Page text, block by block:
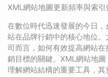
XML網站地圖更新頻率與索
在數位時代迅速發展的今日
站在品牌行銷中的核心地位
司而言，如何有效提高網站
銷目標的關鍵。XML網站地
理解網站結構的重要工具，